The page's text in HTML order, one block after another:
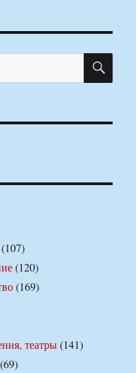
(107)
(120)
(169)
театры(141)
(69)